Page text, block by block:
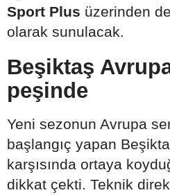
Sport Plus üzerinden
olarak sunulacak.
Beşiktaş
peşinde
Yeni sezonun Avrupa
başlangıç yapan
karşısında ortaya
dikkat çekti. Teknik